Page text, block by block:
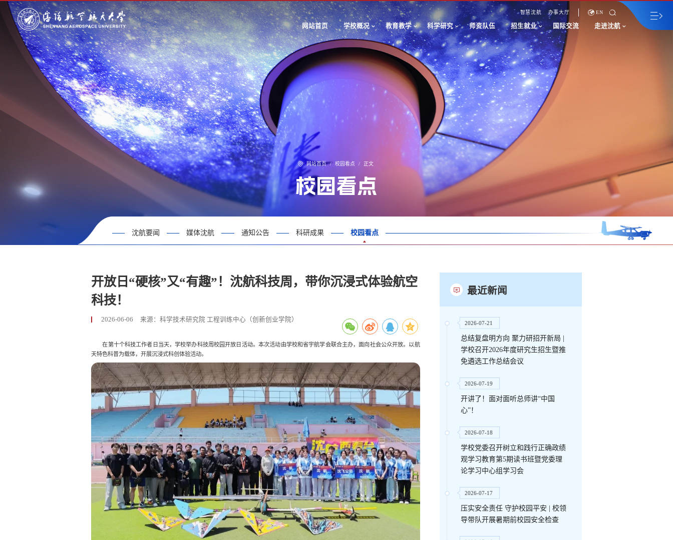
网站首页 学校概况 教育教学 科学研究 师资队伍 招生就业 国际交流 走进沈航
智慧沈航 办事大厅 EN
网站首页 / 校园看点 / 正文
校园看点
沈航要闻 媒体沈航 通知公告 科研成果 校园看点
开放日“硬核”又“有趣”！沈航科技周，带你沉浸式体验航空
科技！
2026-06-06 来源：科学技术研究院 工程训练中心（创新创业学院）
在第十个科技工作者日当天，学校举办科技周校园开放日活动。本次活动由学校和省宇航学会联合主办，面向社会公众开放。以航
天特色科普为载体，开展沉浸式科创体验活动。
最近新闻
2026-07-21
总结复盘明方向 聚力研招开新局 |
学校召开2026年度研究生招生暨推
免遴选工作总结会议
2026-07-19
开讲了！面对面听总师讲“中国
心”！
2026-07-18
学校党委召开树立和践行正确政绩
观学习教育第5期读书班暨党委理
论学习中心组学习会
2026-07-17
压实安全责任 守护校园平安 | 校领
导带队开展暑期前校园安全检查